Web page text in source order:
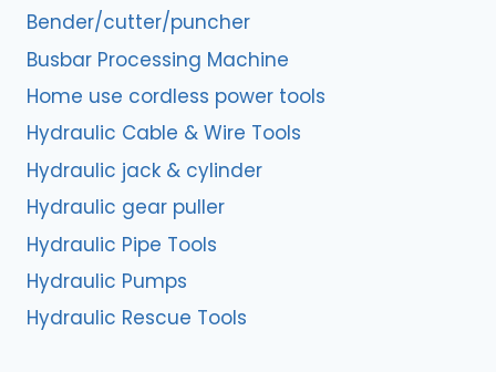
Bender/cutter/puncher
Busbar Processing Machine
Home use cordless power tools
Hydraulic Cable & Wire Tools
Hydraulic jack & cylinder
Hydraulic gear puller
Hydraulic Pipe Tools
Hydraulic Pumps
Hydraulic Rescue Tools